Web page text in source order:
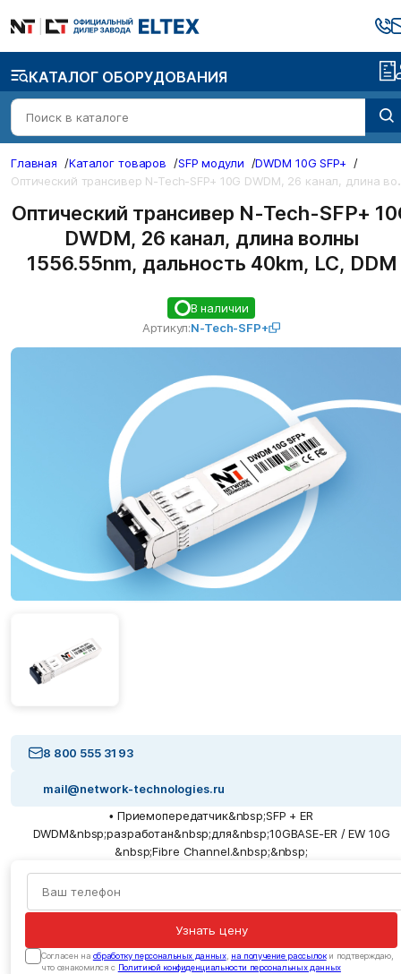
КАТАЛОГ ОБОРУДОВАНИЯ
Главная /Каталог товаров /SFP модули /DWDM 10G SFP+ /
ический
Оптический трансивер N-Tech-SFP+
DWDM, 26 канал, длина волны
1556.55nm, дальность 40km, LC, DDM
В наличии
Артикул:N-Tech-SFP+
8 800 555 31 93
mail@network-technologies.ru
• Приемопередатчик&nbsp;SFP + ER
DWDM&nbsp;разработан&nbsp;для&nbsp;10GBASE-ER / EW 10G
&nbsp;Fibre Channel.&nbsp;&nbsp;
Узнать цену
Cогласен на обработку персональных данных, на получение рассылоки подтверждаю,
что ознакомился с Политикой конфиденциальности персональных данных